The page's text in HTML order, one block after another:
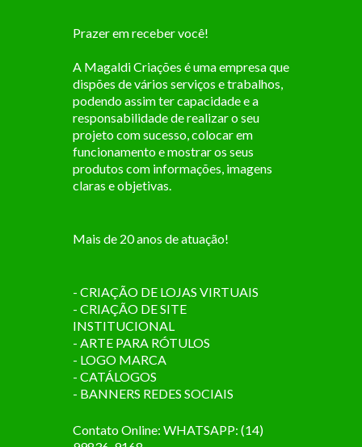
Prazer em receber você!
A Magaldi Criações é uma empresa que
dispões de vários serviços e trabalhos,
podendo assim ter capacidade e a
responsabilidade de realizar o seu
projeto com sucesso, colocar em
funcionamento e mostrar os seus
produtos com informações, imagens
claras e objetivas.
Mais de 20 anos de atuação!
- CRIAÇÃO DE LOJAS VIRTUAIS
- CRIAÇÃO DE SITE
INSTITUCIONAL
- ARTE PARA RÓTULOS
- LOGO MARCA
- CATÁLOGOS
- BANNERS REDES SOCIAIS
Contato Online: WHATSAPP: (14)